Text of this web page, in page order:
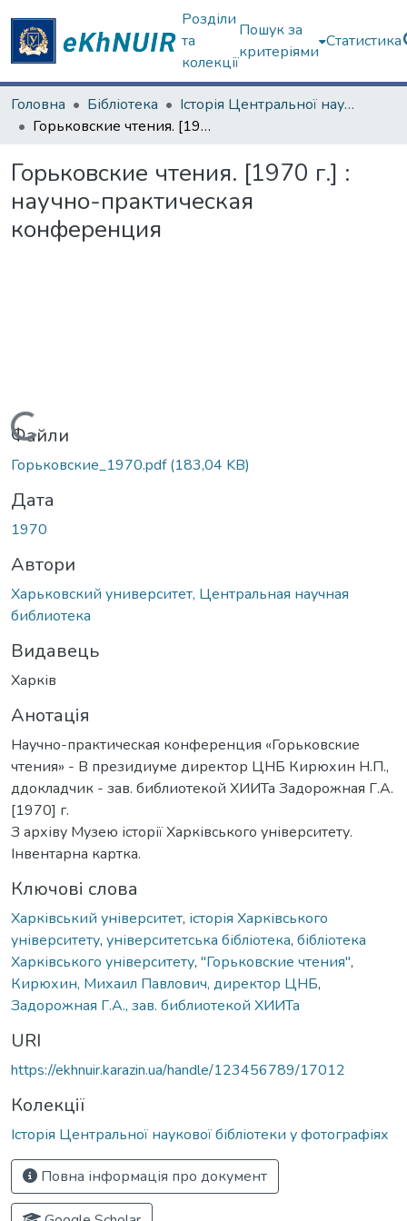
Розділи
та
колекції
Пошук за
критеріями
Статистика
Головна Бібліотека
Історія Центральної наукової бібліотеки у фотографіях
Горьковские чтения. [1970 г.] : научно-практическая конференция
Горьковские чтения. [1970 г.] :
научно-практическая
конференция
Вантажиться...
Файли
Горьковские_1970.pdf(183,04 KB)
Дата
1970
Автори
Харьковский университет, Центральная научная
библиотека
Видавець
Харків
Анотація
Научно-практическая конференция «Горьковские
чтения» - В президиуме директор ЦНБ Кирюхин Н.П.,
ддокладчик - зав. библиотекой ХИИТа Задорожная Г.А.
[1970] г.
З архіву Музею історії Харківського університету.
Інвентарна картка.
Ключові слова
Харківський університет, історія Харківського
університету, університетська бібліотека, бібліотека
Харківського університету, "Горьковские чтения",
Кирюхин, Михаил Павлович, директор ЦНБ,
Задорожная Г.А., зав. библиотекой ХИИТа
URI
https://ekhnuir.karazin.ua/handle/123456789/17012
Колекції
Історія Центральної наукової бібліотеки у фотографіях
Повна інформація про документ